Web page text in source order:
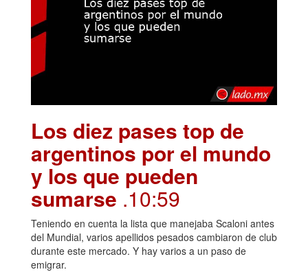
Los diez pases top de
argentinos por el mundo
y los que pueden
sumarse .10:59
Teniendo en cuenta la lista que manejaba Scaloni antes
del Mundial, varios apellidos pesados cambiaron de club
durante este mercado. Y hay varios a un paso de
emigrar.